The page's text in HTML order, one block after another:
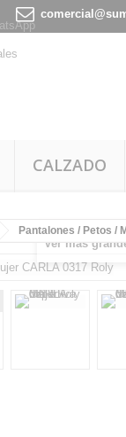
CALZADO
Pantalones / Petos /
Ver más